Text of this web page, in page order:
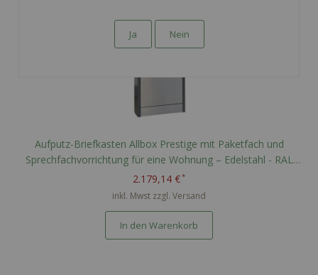
Aufputz-Briefkasten Allbox Prestige mit Paketfach und
Sprechfachvorrichtung für eine Wohnung – Edelstahl - RAL
nach Wahl - Optionale Namensgravur
2.179,14 €
inkl. Mwst zzgl. Versand
In den Warenkorb
Ja Nein